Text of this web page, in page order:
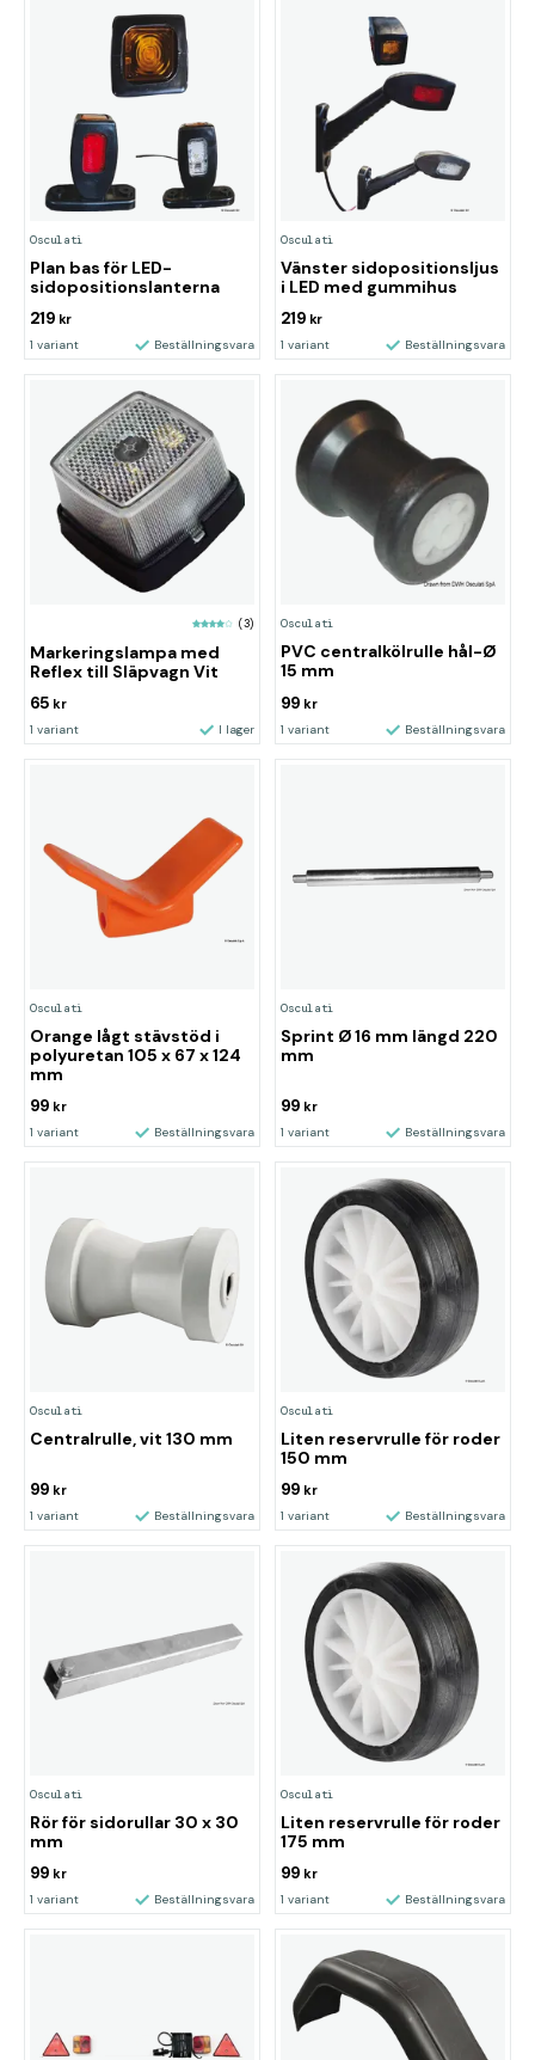
Osculati
Plan bas för LED-
sidopositionslanterna
219 kr
1 variant Beställningsvara
Osculati
Vänster sidopositionsljus
i LED med gummihus
219 kr
1 variant Beställningsvara
(3)
Markeringslampa med
Reflex till Släpvagn Vit
65 kr
1 variant I lager
Osculati
PVC centralkölrulle hål-Ø
15 mm
99 kr
1 variant Beställningsvara
Osculati
Orange lågt stävstöd i
polyuretan 105 x 67 x 124
mm
99 kr
1 variant Beställningsvara
Osculati
Sprint Ø 16 mm längd 220
mm
99 kr
1 variant Beställningsvara
Osculati
Centralrulle, vit 130 mm
99 kr
1 variant Beställningsvara
Osculati
Liten reservrulle för roder
150 mm
99 kr
1 variant Beställningsvara
Osculati
Rör för sidorullar 30 x 30
mm
99 kr
1 variant Beställningsvara
Osculati
Liten reservrulle för roder
175 mm
99 kr
1 variant Beställningsvara